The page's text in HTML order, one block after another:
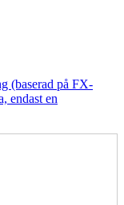
(baserad på FX-
endast en